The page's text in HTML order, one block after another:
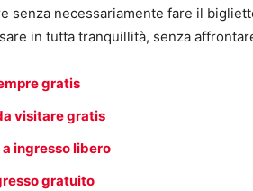
senza necessariamente fare il
in tutta tranquillità, senza
gratis
visitare gratis
ingresso libero
gratuito